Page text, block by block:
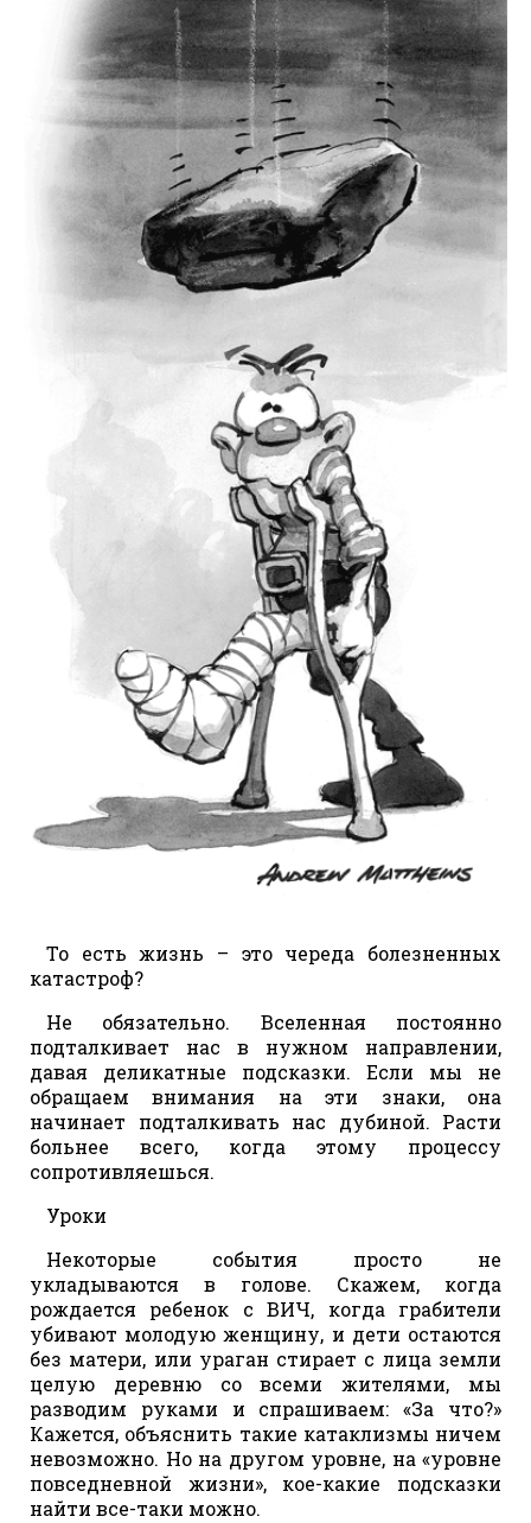
То есть жизнь – это череда болезненных
катастроф?
Не обязательно. Вселенная постоянно
подталкивает нас в нужном направлении,
давая деликатные подсказки. Если мы не
обращаем внимания на эти знаки, она
начинает подталкивать нас дубиной. Расти
больнее всего, когда этому процессу
сопротивляешься.
Уроки
Некоторые события просто не
укладываются в голове. Скажем, когда
рождается ребенок с ВИЧ, когда грабители
убивают молодую женщину, и дети остаются
без матери, или ураган стирает с лица земли
целую деревню со всеми жителями, мы
разводим руками и спрашиваем: «За что?»
Кажется, объяснить такие катаклизмы ничем
невозможно. Но на другом уровне, на «уровне
повседневной жизни», кое-какие подсказки
найти все-таки можно.